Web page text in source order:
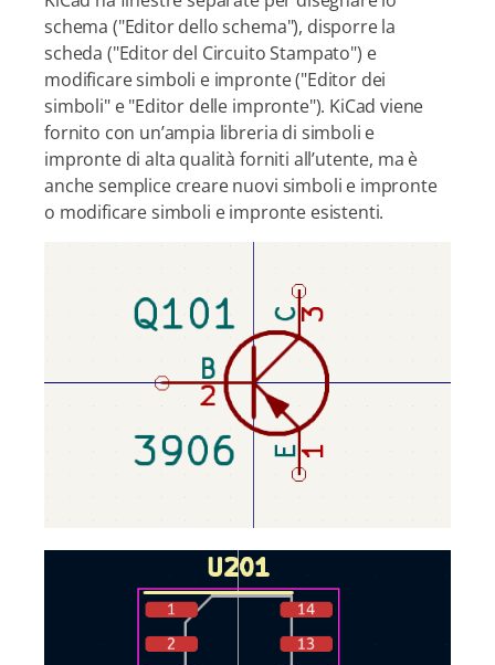
schema ("Editor dello schema"), disporre la
scheda ("Editor del Circuito Stampato") e
modificare simboli e impronte ("Editor dei
simboli" e "Editor delle impronte"). KiCad viene
fornito con un’ampia libreria di simboli e
impronte di alta qualità forniti all’utente, ma è
anche semplice creare nuovi simboli e impronte
o modificare simboli e impronte esistenti.